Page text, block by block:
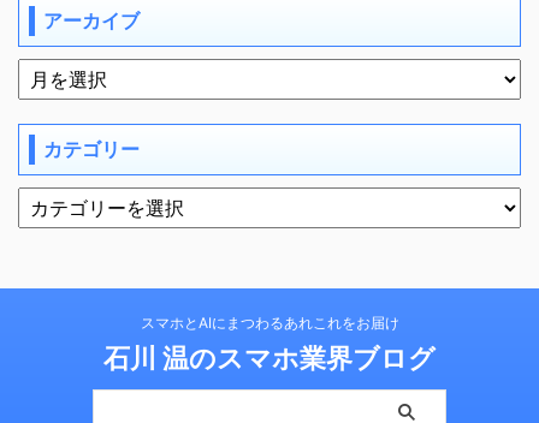
アーカイブ
カテゴリー
スマホとAIにまつわるあれこれをお届け
石川 温のスマホ業界ブログ